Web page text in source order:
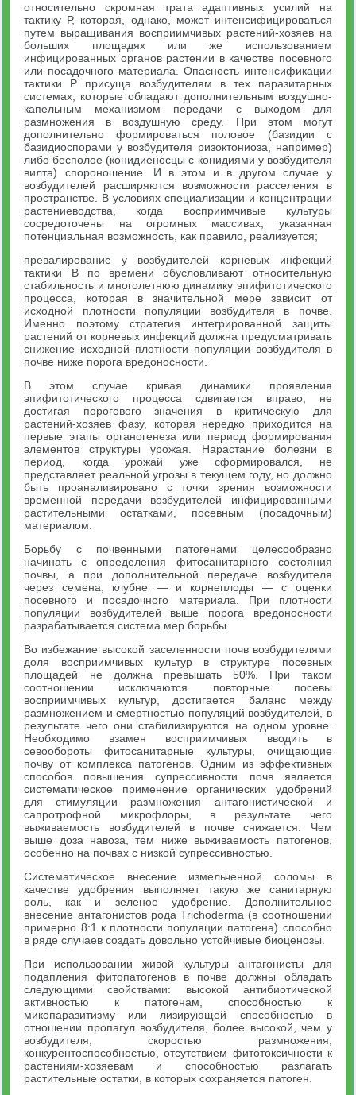
относительно скромная трата адаптивных усилий на
тактику Р, которая, однако, может интенсифицироваться
путем выращивания восприимчивых растений-хозяев на
больших площадях или же использованием
инфицированных органов растении в качестве посевного
или посадочного материала. Опасность интенсификации
тактики Р присуща возбудителям в тех паразитарных
системах, которые обладают дополнительным воздушно-
капельным механизмом передачи с выходом для
размножения в воздушную среду. При этом могут
дополнительно формироваться половое (базидии с
базидиоспорами у возбудителя ризоктониоза, например)
либо бесполое (конидиеносцы с конидиями у возбудителя
вилта) спороношение. И в этом и в другом случае у
возбудителей расширяются возможности расселения в
пространстве. В условиях специализации и концентрации
растениеводства, когда восприимчивые культуры
сосредоточены на огромных массивах, указанная
потенциальная возможность, как правило, реализуется;
превалирование у возбудителей корневых инфекций
тактики B по времени обусловливают относительную
стабильность и многолетнюю динамику эпифитотического
процесса, которая в значительной мере зависит от
исходной плотности популяции возбудителя в почве.
Именно поэтому стратегия интегрированной защиты
растений от корневых инфекций должна предусматривать
снижение исходной плотности популяции возбудителя в
почве ниже порога вредоносности.
В этом случае кривая динамики проявления
эпифитотического процесса сдвигается вправо, не
достигая порогового значения в критическую для
растений-хозяев фазу, которая нередко приходится на
первые этапы органогенеза или период формирования
элементов структуры урожая. Нарастание болезни в
период, когда урожай уже сформировался, не
представляет реальной угрозы в текущем году, но должно
быть проанализировано с точки зрения возможности
временной передачи возбудителей инфицированными
растительными остатками, посевным (посадочным)
материалом.
Борьбу с почвенными патогенами целесообразно
начинать с определения фитосанитарного состояния
почвы, а при дополнительной передаче возбудителя
через семена, клубне — и корнеплоды — с оценки
посевного и посадочного материала. При плотности
популяции возбудителей выше порога вредоносности
разрабатывается система мер борьбы.
Во избежание высокой заселенности почв возбудителями
доля восприимчивых культур в структуре посевных
площадей не должна превышать 50%. При таком
соотношении исключаются повторные посевы
восприимчивых культур, достигается баланс между
размножением и смертностью популяций возбудителей, в
результате чего они стабилизируются на одном уровне.
Необходимо взамен восприимчивых вводить в
севообороты фитосанитарные культуры, очищающие
почву от комплекса патогенов. Одним из эффективных
способов повышения супрессивности почв является
систематическое применение органических удобрений
для стимуляции размножения антагонистической и
сапротрофной микрофлоры, в результате чего
выживаемость возбудителей в почве снижается. Чем
выше доза навоза, тем ниже выживаемость патогенов,
особенно на почвах с низкой супрессивностью.
Систематическое внесение измельченной соломы в
качестве удобрения выполняет такую же санитарную
роль, как и зеленое удобрение. Дополнительное
внесение антагонистов рода Trichoderma (в соотношении
примерно 8:1 к плотности популяции патогена) способно
в ряде случаев создать довольно устойчивые биоценозы.
При использовании живой культуры антагонисты для
подапления фитопатогенов в почве должны обладать
следующими свойствами: высокой антибиотической
активностью к патогенам, способностью к
микопаразитизму или лизирующей способностью в
отношении пропагул возбудителя, более высокой, чем у
возбудителя, скоростью размножения,
конкурентоспособностью, отсутствием фитотоксичности к
растениям-хозяевам и способностью разлагать
растительные остатки, в которых сохраняется патоген.